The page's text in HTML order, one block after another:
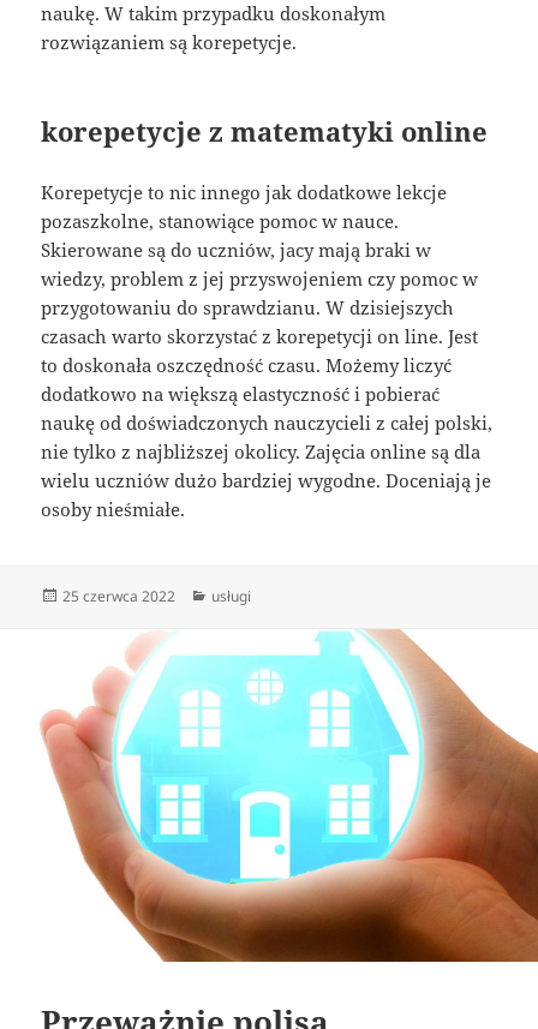
naukę. W takim przypadku doskonałym
rozwiązaniem są korepetycje.
korepetycje z matematyki online
Korepetycje to nic innego jak dodatkowe lekcje
pozaszkolne, stanowiące pomoc w nauce.
Skierowane są do uczniów, jacy mają braki w
wiedzy, problem z jej przyswojeniem czy pomoc w
przygotowaniu do sprawdzianu. W dzisiejszych
czasach warto skorzystać z korepetycji on line. Jest
to doskonała oszczędność czasu. Możemy liczyć
dodatkowo na większą elastyczność i pobierać
naukę od doświadczonych nauczycieli z całej polski,
nie tylko z najbliższej okolicy. Zajęcia online są dla
wielu uczniów dużo bardziej wygodne. Doceniają je
osoby nieśmiałe.
Data
25 czerwca 2022 Kategorie
usługi